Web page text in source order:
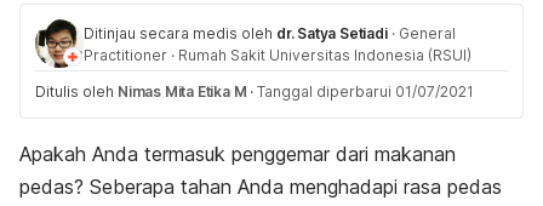
Ditinjau secara medis oleh dr. Satya Setiadi · General
Practitioner · Rumah Sakit Universitas Indonesia (RSUI)
Ditulis oleh Nimas Mita Etika M · Tanggal diperbarui 01/07/2021
Apakah Anda termasuk penggemar dari makanan
pedas? Seberapa tahan Anda menghadapi rasa pedas